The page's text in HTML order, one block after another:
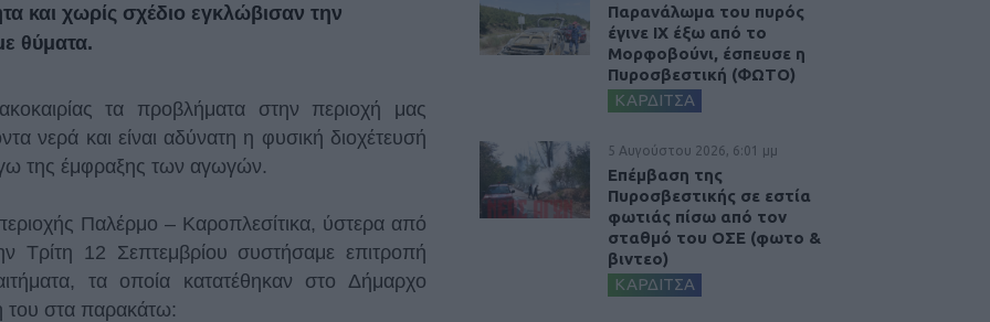
και χωρίς σχέδιο εγκλώβισαν την
θύματα.
τα προβλήματα στην περιοχή μας
νερά και είναι αδύνατη η φυσική διοχέτευσή
της έμφραξης των αγωγών.
Παλέρμο – Καροπλεσίτικα, ύστερα από
Τρίτη 12 Σεπτεμβρίου συστήσαμε επιτροπή
τα οποία κατατέθηκαν στο Δήμαρχο
του στα παρακάτω:
Παρανάλωμα του πυρός
έγινε ΙΧ έξω από το
Μορφοβούνι, έσπευσε η
Πυροσβεστική (ΦΩΤΟ)
ΚΑΡΔΙΤΣΑ
5 Αυγούστου 2026, 6:01 μμ
Επέμβαση της
Πυροσβεστικής σε εστία
φωτιάς πίσω από τον
σταθμό του ΟΣΕ (φωτο &
βιντεο)
ΚΑΡΔΙΤΣΑ